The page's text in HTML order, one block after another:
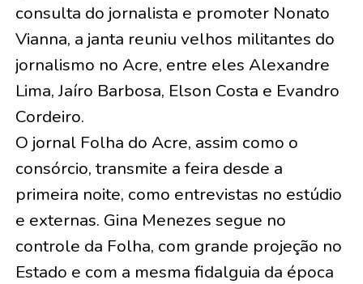
consulta do jornalista e promoter Nonato
Vianna, a janta reuniu velhos militantes do
jornalismo no Acre, entre eles Alexandre
Lima, Jaíro Barbosa, Elson Costa e Evandro
Cordeiro.
O jornal Folha do Acre, assim como o
consórcio, transmite a feira desde a
primeira noite, como entrevistas no estúdio
e externas. Gina Menezes segue no
controle da Folha, com grande projeção no
Estado e com a mesma fidalguia da época